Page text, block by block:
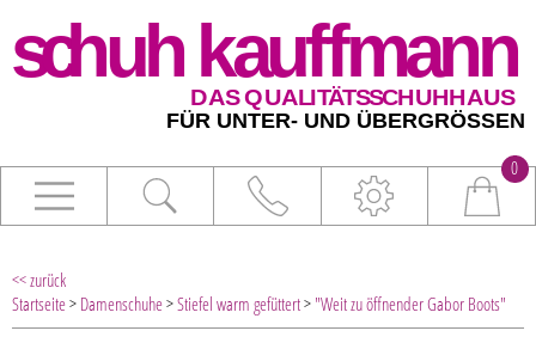
0
<< zurück
Startseite> Damenschuhe>Stiefel warm gefüttert> "Weit zu öffnender Gabor Boots"